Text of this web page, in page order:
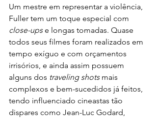
Um mestre em representar a violência,
Fuller tem um toque especial com
close-ups e longas tomadas. Quase
todos seus filmes foram realizados em
tempo exíguo e com orçamentos
irrisórios, e ainda assim possuem
alguns dos traveling shots mais
complexos e bem-sucedidos já feitos,
tendo influenciado cineastas tão
dispares como Jean-Luc Godard,